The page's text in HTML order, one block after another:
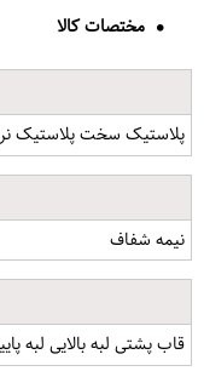
مختصات کالا
پلاستیک سخت پلاستیک
نیمه شفاف
قاب پشتی لبه بالایی لبه